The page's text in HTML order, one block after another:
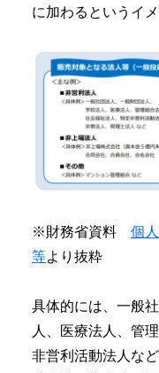
に加わるというイメ
※財務省資料 個
等より抜粋
具体的には、一般
人、医療法人、管
非営利活動法人な